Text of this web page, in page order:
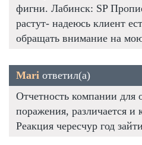
фигни. Лабинск: SP
растут- надеюсь клиент
обращать внимание на
Mari ответил(а)
Отчетность компании для
поражения, различается и
Реакция чересчур год